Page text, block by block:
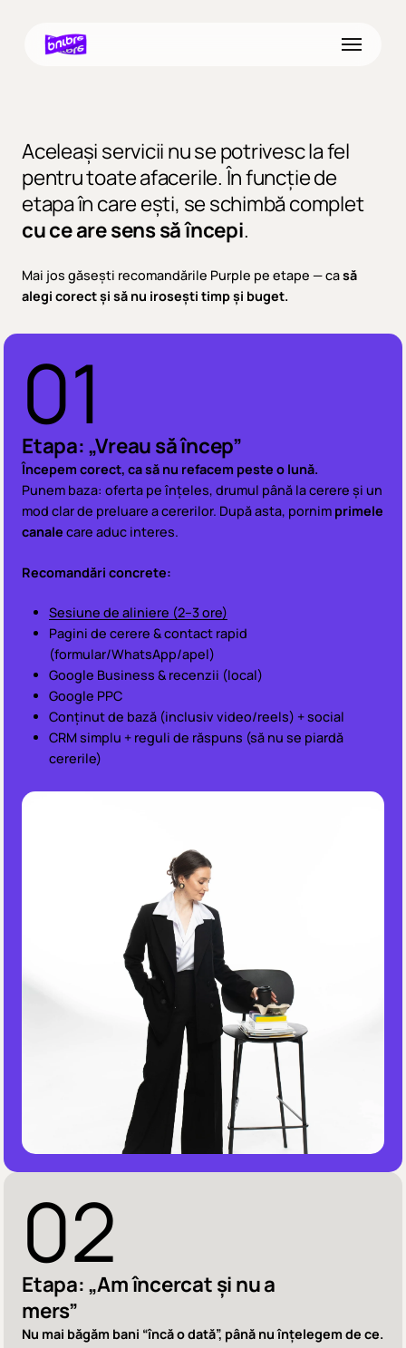
Menu
Aceleași servicii nu se potrivesc la fel
pentru toate afacerile. În funcție de
etapa în care ești, se schimbă complet
cu ce are sens să începi.
Mai jos găsești recomandările Purple pe etape — casă
alegi corect și să nu irosești timp și buget.
01
Etapa: „Vreau să încep”
Începem corect, ca să nu refacem peste o lună.
Punem baza: oferta pe înțeles, drumul până la cerere și un
mod clar de preluare a cererilor. După asta, pornim primele
canale care aduc interes.
Recomandări concrete:
Sesiune de aliniere (2–3 ore)
Pagini de cerere & contact rapid
(formular/WhatsApp/apel)
Google Business & recenzii (local)
Google PPC
Conținut de bază (inclusiv video/reels) + social
CRM simplu + reguli de răspuns (să nu se piardă
cererile)
02
Etapa: „Am încercat și nu a
mers”
Nu mai băgăm bani “încă o dată”, până nu înțelegem de ce.